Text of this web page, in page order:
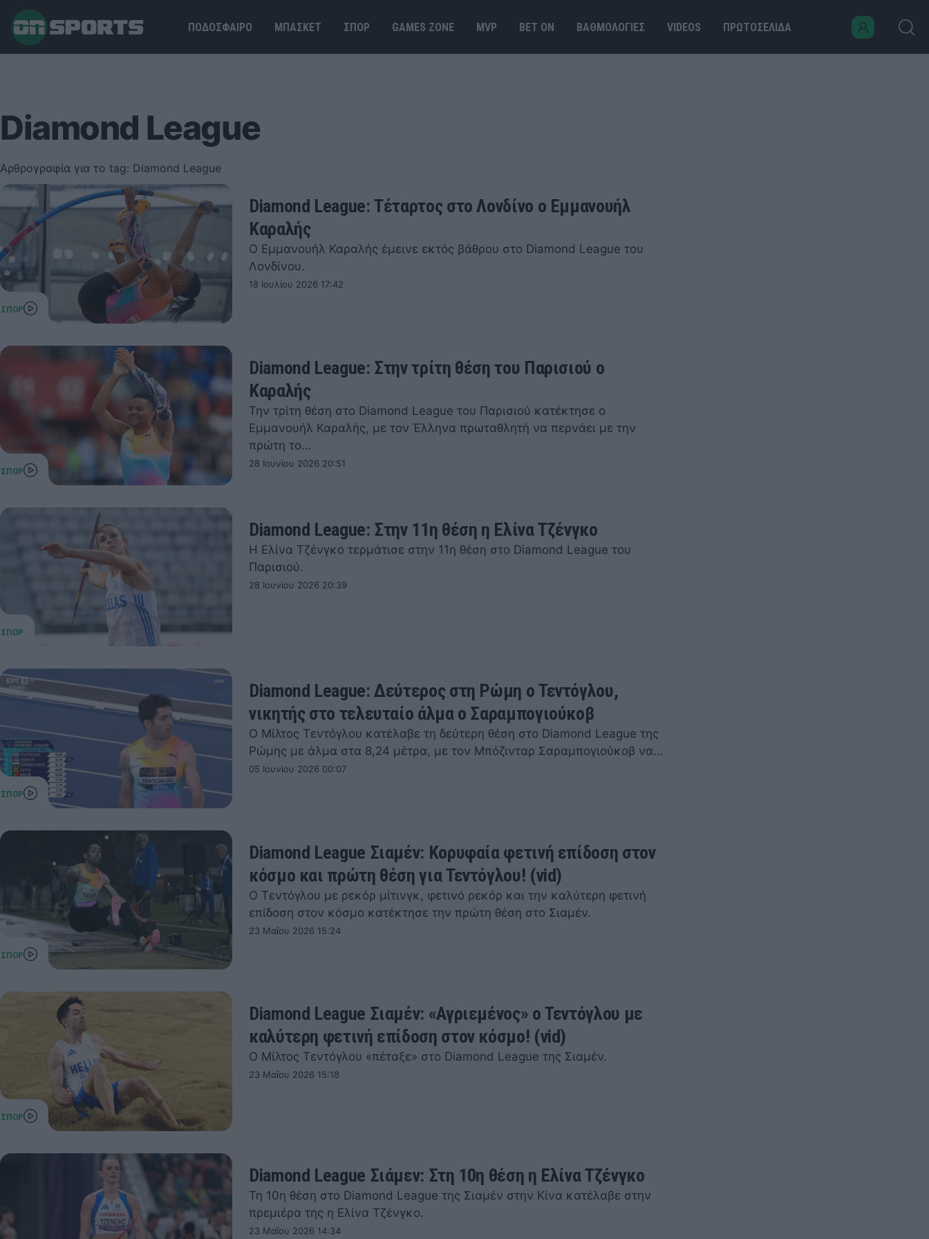
ΠΟΔΟΣΦΑΙΡΟ ΜΠΑΣΚΕΤ ΣΠΟΡ GAMES ΖΟΝΕ MVP BET ΟΝ ΒΑΘΜΟΛΟΓΙΕΣ VIDEOS ΠΡΩΤΟΣΕΛΙΔΑ
Diamond League
Αρθρογραφία για το tag: Diamond League
Diamond League: Τέταρτος στο Λονδίνο ο Εμμανουήλ
Καραλής
Ο Εμμανουήλ Καραλής έμεινε εκτός βάθρου στο Diamond League του
Λονδίνου.
18 Ιουλίου 2026 17:42
Diamond League: Στην τρίτη θέση του Παρισιού ο
Καραλής
Την τρίτη θέση στο Diamond League του Παρισιού κατέκτησε ο
Εμμανουήλ Καραλής, με τον Έλληνα πρωταθλητή να περνάει με την
πρώτη το…
28 Ιουνίου 2026 20:51
Diamond League: Στην 11η θέση η Ελίνα Τζένγκο
Η Ελίνα Τζένγκο τερμάτισε στην 11η θέση στο Diamond League του
Παρισιού.
28 Ιουνίου 2026 20:39
Diamond League: Δεύτερος στη Ρώμη ο Τεντόγλου,
νικητής στο τελευταίο άλμα ο Σαραμπογιούκοβ
Ο Μίλτος Τεντόγλου κατέλαβε τη δεύτερη θέση στο Diamond League της
Ρώμης με άλμα στα 8,24 μέτρα, με τον Μπόζινταρ Σαραμπογιούκοβ να…
05 Ιουνίου 2026 00:07
Diamond League Σιαμέν: Κορυφαία φετινή επίδοση στον
κόσμο και πρώτη θέση για Τεντόγλου! (vid)
Ο Τεντόγλου με ρεκόρ μίτινγκ, φετινό ρεκόρ και την καλύτερη φετινή
επίδοση στον κόσμο κατέκτησε την πρώτη θέση στο Σιαμέν.
23 Μαΐου 2026 15:24
Diamond League Σιαμέν: «Αγριεμένος» ο Τεντόγλου με
καλύτερη φετινή επίδοση στον κόσμο! (vid)
Ο Μίλτος Τεντόγλου «πέταξε» στο Diamond League της Σιαμέν.
23 Μαΐου 2026 15:18
Diamond League Σιάμεν: Στη 10η θέση η Ελίνα Τζένγκο
Τη 10η θέση στο Diamond League της Σιαμέν στην Κίνα κατέλαβε στην
πρεμιέρα της η Ελίνα Τζένγκο.
23 Μαΐου 2026 14:34